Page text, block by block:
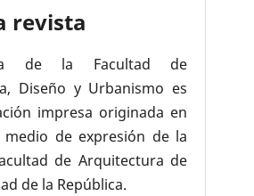
revista
de la Facultad de
Diseño y Urbanismo es
impresa originada en
medio de expresión de la
de Arquitectura de
de la República.